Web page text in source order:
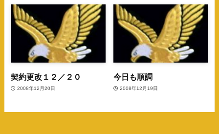
契約更改１２／２０
2008年12月20日
今日も順調
2008年12月19日